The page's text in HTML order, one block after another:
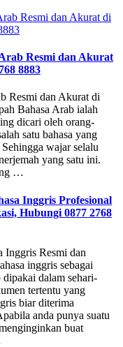
Resmi dan Akurat
8883
Resmi dan Akurat di
Bahasa Arab ialah
dicari oleh orang-
satu bahasa yang
wajar selalu
yang satu ini.
…
Inggris Profesional
Hubungi 0877 2768
Inggris Resmi dan
inggris sebagai
dipakai dalam sehari-
tertentu yang
biar diterima
anda punya suatu
buat